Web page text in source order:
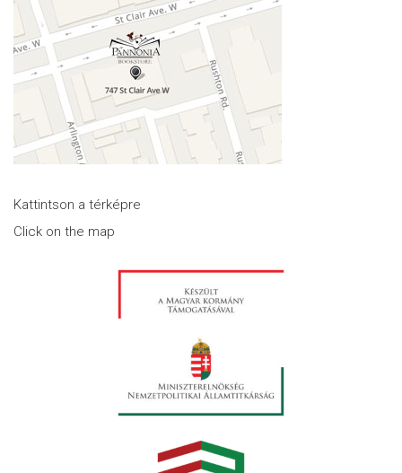
Kattintson a térképre
Click on the map